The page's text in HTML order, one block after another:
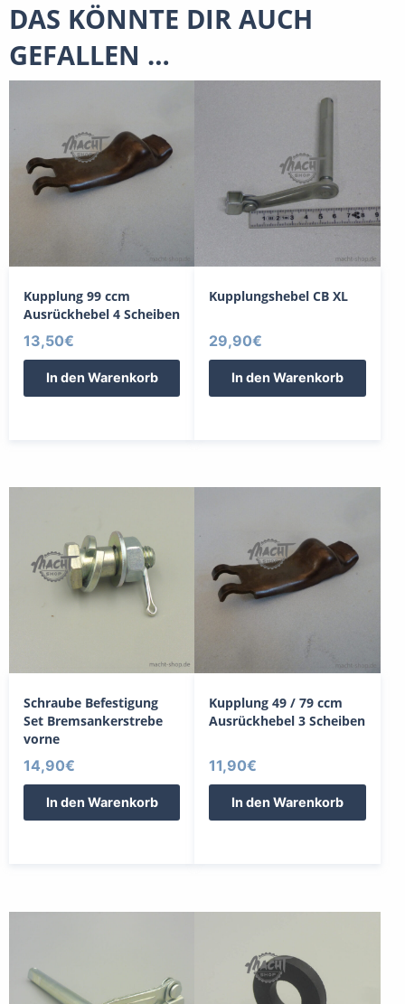
DAS KÖNNTE DIR AUCH
GEFALLEN …
Kupplung 99 ccm
Ausrückhebel 4 Scheiben
13,50€
In den Warenkorb
Kupplungshebel CB XL
29,90€
In den Warenkorb
Schraube Befestigung
Set Bremsankerstrebe
vorne
14,90€
In den Warenkorb
Kupplung 49 / 79 ccm
Ausrückhebel 3 Scheiben
11,90€
In den Warenkorb